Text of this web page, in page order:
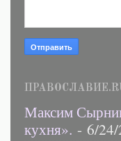
Максим
кухня». - 6/